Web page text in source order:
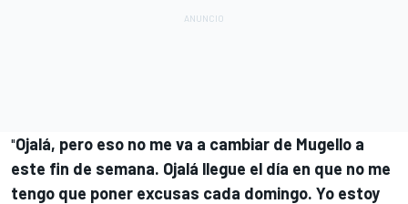
"Ojalá, pero eso no me va a cambiar de Mugello a
este fin de semana. Ojalá llegue el día en que no me
tengo que poner excusas cada domingo. Yo estoy